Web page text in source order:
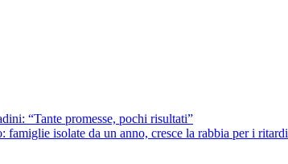
“Tante promesse, pochi risultati”
famiglie isolate da un anno, cresce la rabbia per i ritardi